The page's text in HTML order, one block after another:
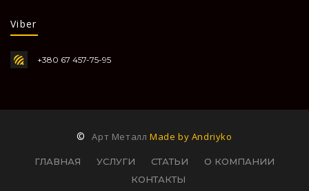
Viber
+380 67 457-75-95
© Арт Металл Made by Andriyko
ГЛАВНАЯ УСЛУГИ СТАТЬИ
О КОМПАНИИ
КОНТАКТЫ